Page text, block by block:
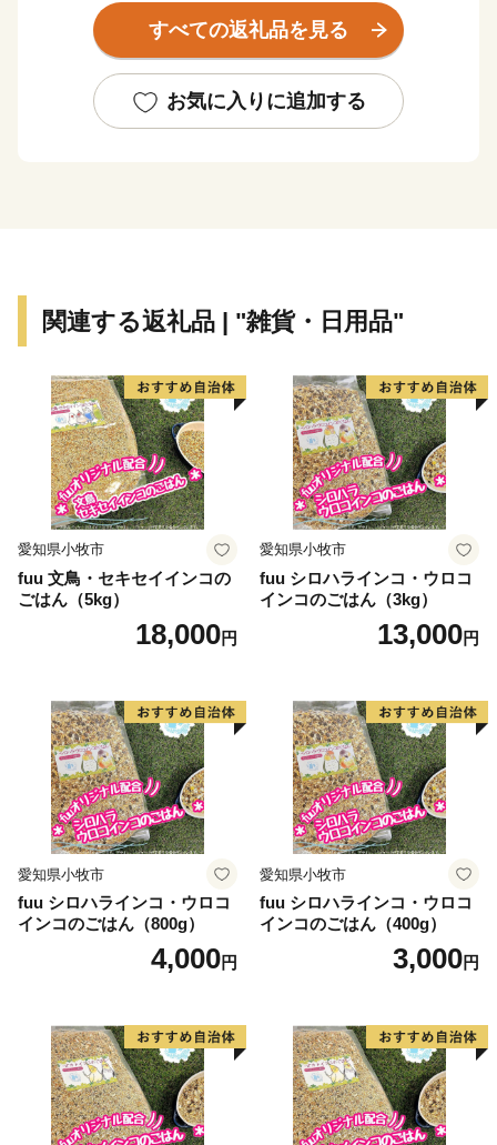
展を遂げるとともに安定した税収を背景に各種行政サー
ビスを充実させ、公共施設や都市基盤の整備を進めてき
一定の到達点に達し、成熟した都市としての機能を備え
るに至っています。
すべての返礼品を見る
お気に入りに追加する
関連する返礼品 | "雑貨・日用品"
愛知県小牧市
fuu 文鳥・セキセイインコの
ごはん（5kg）
18,000円
愛知県小牧市
fuu シロハラインコ・ウロコ
インコのごはん（3kg）
13,000円
愛知県小牧市
fuu シロハラインコ・ウロコ
インコのごはん（800g）
4,000円
愛知県小牧市
fuu シロハラインコ・ウロコ
インコのごはん（400g）
3,000円